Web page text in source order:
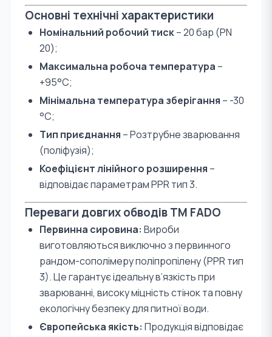
Основні технічні характеристики
Номінальний робочий тиск– 20 бар (PN
20);
Максимальна робоча температура –
+95°С;
Мінімальна температура зберігання – -30
°С;
Тип приєднання – Розтрубне зварювання
(поліфузія);
Коефіцієнт лінійного розширення –
відповідає параметрам PPR тип 3.
Переваги довгих обводів TM FADO
Первинна сировина: Вироби
виготовляються виключно з первинного
рандом-сополімеру поліпропілену (PPR тип
3). Це гарантує ідеальну в’язкість при
зварюванні, високу міцність стінок та повну
екологічну безпеку для питної води.
Європейська якість: Продукція відповідає